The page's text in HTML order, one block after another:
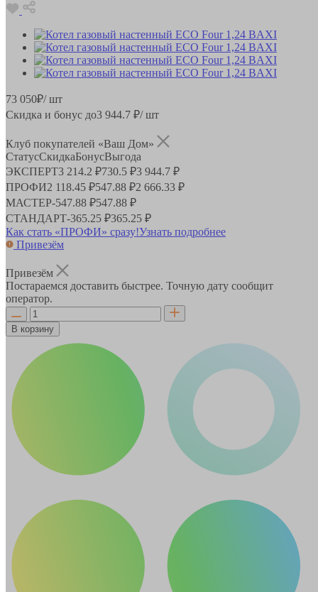
73 050₽/ шт
Скидка и бонус до3 944.7 ₽/ шт
Клуб покупателей «Ваш Дом»
СтатусСкидкаБонусВыгода
ЭКСПЕРТ3 214.2 ₽730.5 ₽3 944.7 ₽
ПРОФИ2 118.45 ₽547.88 ₽2 666.33 ₽
МАСТЕР-547.88 ₽547.88 ₽
СТАНДАРТ-365.25 ₽365.25 ₽
Как стать «ПРОФИ» сразу!Узнать подробнее
Привезём
Привезём
Постараемся доставить быстрее. Точную дату сообщит
оператор.
В корзину